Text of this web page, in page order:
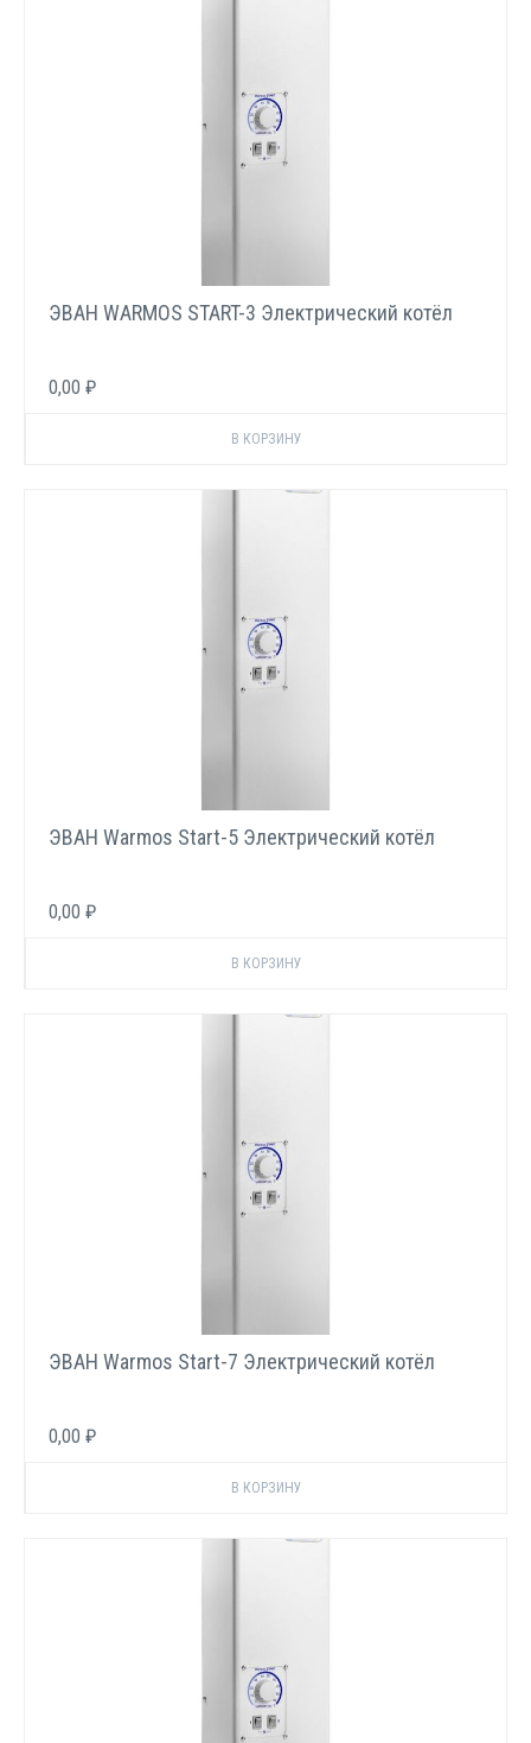
ЭВАН WARMOS START-3 Электрический котёл
0,00 ₽
ЭВАН Warmos Start-5 Электрический котёл
0,00 ₽
ЭВАН Warmos Start-7 Электрический котёл
0,00 ₽